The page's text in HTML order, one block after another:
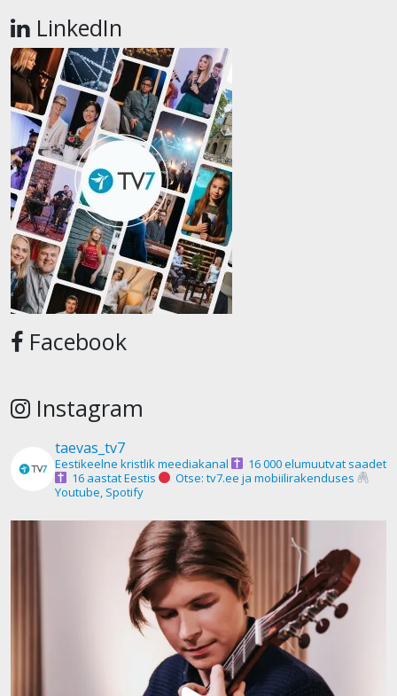
LinkedIn
Facebook
Instagram
taevas_tv7
Eestikeelne kristlik meediakanal
16 000 elumuutvat saadet
16 aastat Eestis
Otse: tv7.ee ja mobiilirakenduses
Youtube, Spotify